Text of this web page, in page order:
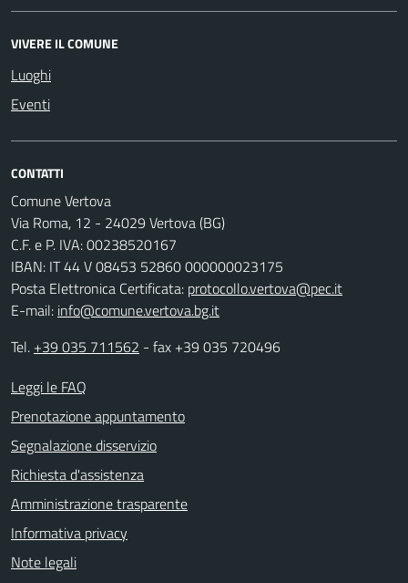
VIVERE IL COMUNE
Luoghi
Eventi
CONTATTI
Comune Vertova
Via Roma, 12 - 24029 Vertova (BG)
C.F. e P. IVA: 00238520167
IBAN: IT 44 V 08453 52860 000000023175
Posta Elettronica Certificata: protocollo.vertova@pec.it
E-mail: info@comune.vertova.bg.it
Tel. +39 035 711562 - fax +39 035 720496
Leggi le FAQ
Prenotazione appuntamento
Segnalazione disservizio
Richiesta d'assistenza
Amministrazione trasparente
Informativa privacy
Note legali